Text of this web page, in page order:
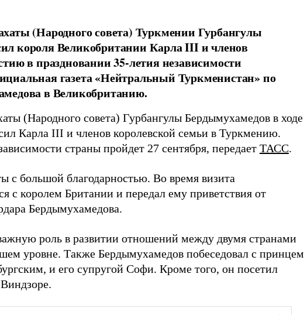
(Народного совета) Туркмении Гурбангулы
короля Великобритании Карла III и членов
в праздновании 35-летия независимости
газета «Нейтральный Туркменистан» по
в Великобританию.
(Народного совета) Гурбангулы Бердымухамедов в ходе
Карла III и членов королевской семьи в Туркмению.
страны пройдет 27 сентября, передает ТАСС.
с большой благодарностью. Во время визита
с королем Британии и передал ему приветствия от
Бердымухамедова.
роль в развитии отношений между двумя странами
уровне. Также Бердымухамедов побеседовал с принцем
и его супругой Софи. Кроме того, он посетил